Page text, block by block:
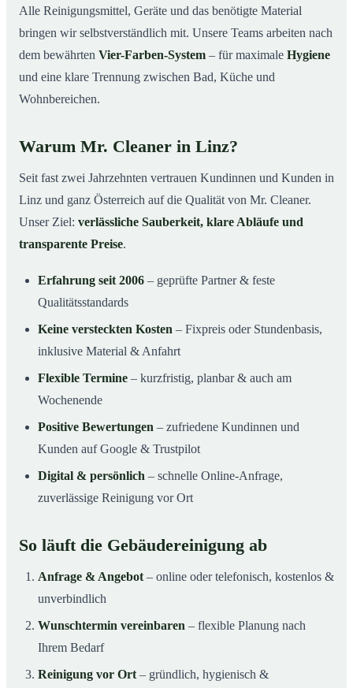
Alle Reinigungsmittel, Geräte und das benötigte Material
bringen wir selbstverständlich mit. Unsere Teams arbeiten nach
dem bewährten Vier-Farben-System – für maximale Hygiene
und eine klare Trennung zwischen Bad, Küche und
Wohnbereichen.
Warum Mr. Cleaner in Linz?
Seit fast zwei Jahrzehnten vertrauen Kundinnen und Kunden in
Linz und ganz Österreich auf die Qualität von Mr. Cleaner.
Unser Ziel: verlässliche Sauberkeit, klare Abläufe und
transparente Preise.
Erfahrung seit 2006 – geprüfte Partner & feste
Qualitätsstandards
Keine versteckten Kosten – Fixpreis oder Stundenbasis,
inklusive Material & Anfahrt
Flexible Termine – kurzfristig, planbar & auch am
Wochenende
Positive Bewertungen – zufriedene Kundinnen und
Kunden auf Google & Trustpilot
Digital & persönlich – schnelle Online-Anfrage,
zuverlässige Reinigung vor Ort
So läuft die Gebäudereinigung ab
Anfrage & Angebot – online oder telefonisch, kostenlos &
unverbindlich
Wunschtermin vereinbaren – flexible Planung nach
Ihrem Bedarf
Reinigung vor Ort – gründlich, hygienisch &